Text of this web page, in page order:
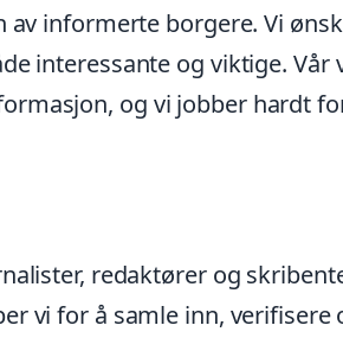
av informerte borgere. Vi
interessante og viktige.
og vi jobber hardt
redaktører og
vi for å samle inn, verifisere